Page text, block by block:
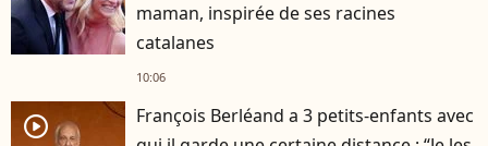
maman, inspirée de ses racines
catalanes
10:06
player2
François Berléand a 3 petits-enfants avec